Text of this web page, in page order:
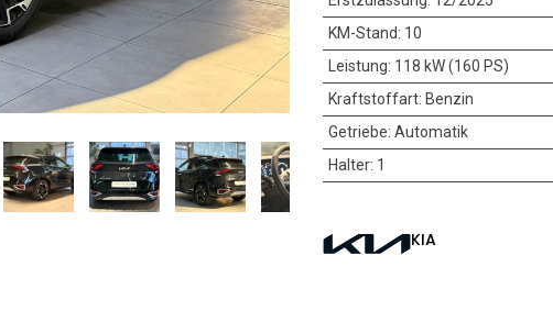
KM-Stand: 10
Leistung: 118 kW (160 PS)
Kraftstoffart: Benzin
Getriebe: Automatik
Halter: 1
KIA